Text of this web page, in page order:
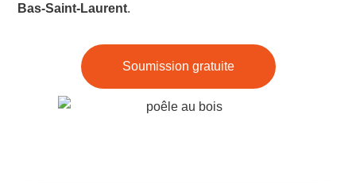
Bas-Saint-Laurent.
Soumission gratuite